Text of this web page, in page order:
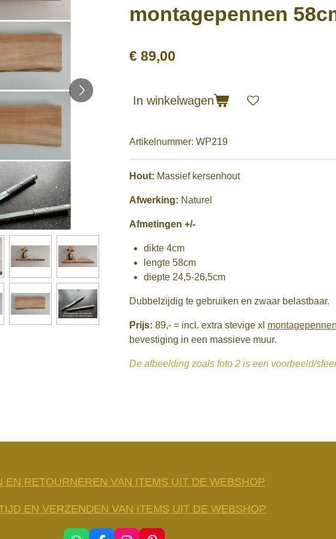
montagepennen
€ 89,00
In winkelwagen
Artikelnummer: WP219
Hout: Massief kersenhout
Afwerking: Naturel
Afmetingen +/-
dikte 4cm
lengte 58cm
diepte 24,5-26,5cm
Dubbelzijdig te gebruiken en zwaar belastbaar.
Prijs: 89,- = incl. extra stevige xl montagepennen
bevestiging in een massieve muur.
De afbeelding zoals foto 2 is een voorbeeld/
EN RETOURNEREN VAN ITEMS UIT DE WEBSHOP
EN VERZENDEN VAN ITEMS UIT DE WEBSHOP